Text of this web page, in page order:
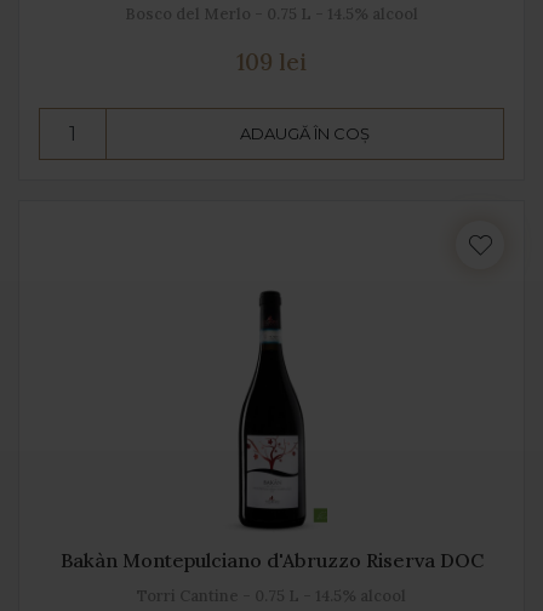
Bosco del Merlo - 0.75 L - 14.5% alcool
109 lei
ADAUGĂ ÎN COȘ
Bakàn Montepulciano d'Abruzzo Riserva DOC
Torri Cantine - 0.75 L - 14.5% alcool